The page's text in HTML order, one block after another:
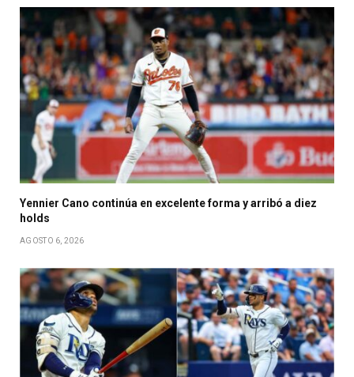
Yennier Cano continúa en excelente forma y arribó a diez
holds
AGOSTO 6, 2026